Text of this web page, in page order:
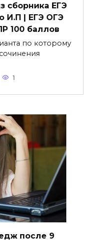
сборника ЕГЭ
И.П | ЕГЭ ОГЭ
100 баллов
по которому
1
после 9